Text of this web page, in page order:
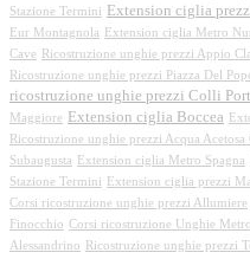
Stazione Termini
Extension ciglia
Eur Montagnola
Extension ciglia Metro
Cave
Ricostruzione unghie prezzi Appio
Ricostruzione unghie prezzi Piazza Del
ricostruzione unghie prezzi Colli
Maggiore
Extension ciglia Boccea
Ricostruzione unghie prezzi Acqua Acetosa
Subaugusta
Extension ciglia Metro Spagna
Stazione Termini
Extension ciglia prezzi
Corsi ricostruzione unghie prezzi Allumiere
Finocchio Corsi ricostruzione Unghie
Alessandrino
Ricostruzione unghie prezzi